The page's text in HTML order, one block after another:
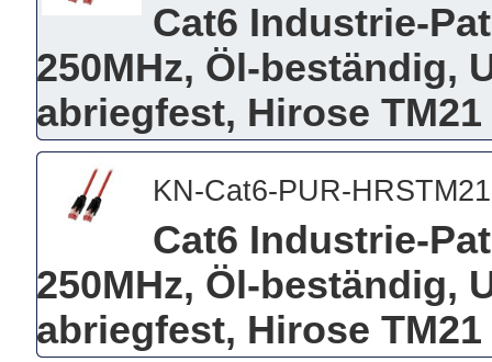
Cat6 Industrie-
250MHz, Öl-beständig,
abriegfest, Hirose
KN-Cat6-PUR-
Cat6 Industrie-
250MHz, Öl-beständig,
abriegfest, Hirose